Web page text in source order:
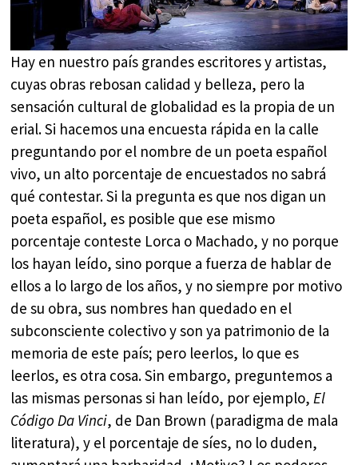
Hay en nuestro país grandes escritores y artistas,
cuyas obras rebosan calidad y belleza, pero la
sensación cultural de globalidad es la propia de un
erial. Si hacemos una encuesta rápida en la calle
preguntando por el nombre de un poeta español
vivo, un alto porcentaje de encuestados no sabrá
qué contestar. Si la pregunta es que nos digan un
poeta español, es posible que ese mismo
porcentaje conteste Lorca o Machado, y no porque
los hayan leído, sino porque a fuerza de hablar de
ellos a lo largo de los años, y no siempre por motivo
de su obra, sus nombres han quedado en el
subconsciente colectivo y son ya patrimonio de la
memoria de este país; pero leerlos, lo que es
leerlos, es otra cosa. Sin embargo, preguntemos a
las mismas personas si han leído, por ejemplo, El
Código Da Vinci, de Dan Brown (paradigma de mala
literatura), y el porcentaje de síes, no lo duden,